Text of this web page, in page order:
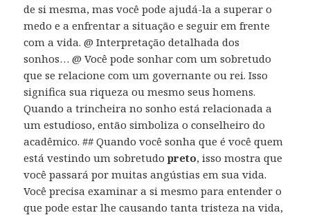
de si mesma, mas você pode ajudá-la a superar o
medo e a enfrentar a situação e seguir em frente
com a vida. @ Interpretação detalhada dos
sonhos… @ Você pode sonhar com um sobretudo
que se relacione com um governante ou rei. Isso
significa sua riqueza ou mesmo seus homens.
Quando a trincheira no sonho está relacionada a
um estudioso, então simboliza o conselheiro do
acadêmico. ## Quando você sonha que é você quem
está vestindo um sobretudopreto, isso mostra que
você passará por muitas angústias em sua vida.
Você precisa examinar a si mesmo para entender o
que pode estar lhe causando tanta tristeza na vida,